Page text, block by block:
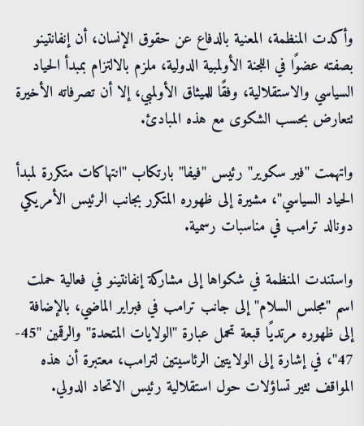
وأكدت المنظمة، المعنية بالدفاع عن حقوق الإنسان، أن إنفانتينو
بصفته عضوًا في اللجنة الأولمبية الدولية، ملزم بالالتزام بمبدأ الحياد
السياسي والاستقلالية، وفقًا للميثاق الأولمبي، إلا أن تصرفاته الأخيرة
تتعارض بحسب الشكوى مع هذه المبادئ.
واتهمت "فير سكوير" رئيس "فيفا" بارتكاب "انتهاكات متكررة لمبدأ
الحياد السياسي"، مشيرة إلى ظهوره المتكرر بجانب الرئيس الأمريكي
دونالد ترامب في مناسبات رسمية.
واستندت المنظمة في شكواها إلى مشاركة إنفانتينو في فعالية حملت
اسم "مجلس السلام" إلى جانب ترامب في فبراير الماضي، بالإضافة
إلى ظهوره مرتديًا قبعة تحمل عبارة "الولايات المتحدة" والرقمين "45-
47"، في إشارة إلى الولايتين الرئاسيتين لترامب، معتبرة أن هذه
المواقف تثير تساؤلات حول استقلالية رئيس الاتحاد الدولي.